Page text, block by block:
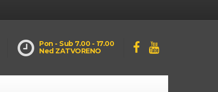
Pon - Sub 7.00 - 17.00
Ned ZATVORENO